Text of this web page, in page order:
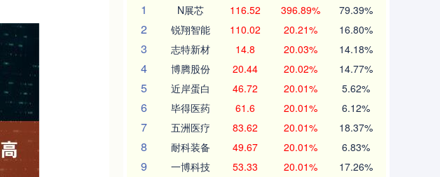
1
N展芯 116.52 396.89% 79.39%
2 锐翔智能 110.02 20.21% 16.80%
3 志特新材 14.8 20.03% 14.18%
4 博腾股份 20.44 20.02% 14.77%
5 近岸蛋白 46.72 20.01% 5.62%
6 毕得医药 61.6 20.01% 6.12%
7 五洲医疗 83.62 20.01% 18.37%
8 耐科装备 49.67 20.01% 6.83%
9 一博科技 53.33 20.01% 17.26%